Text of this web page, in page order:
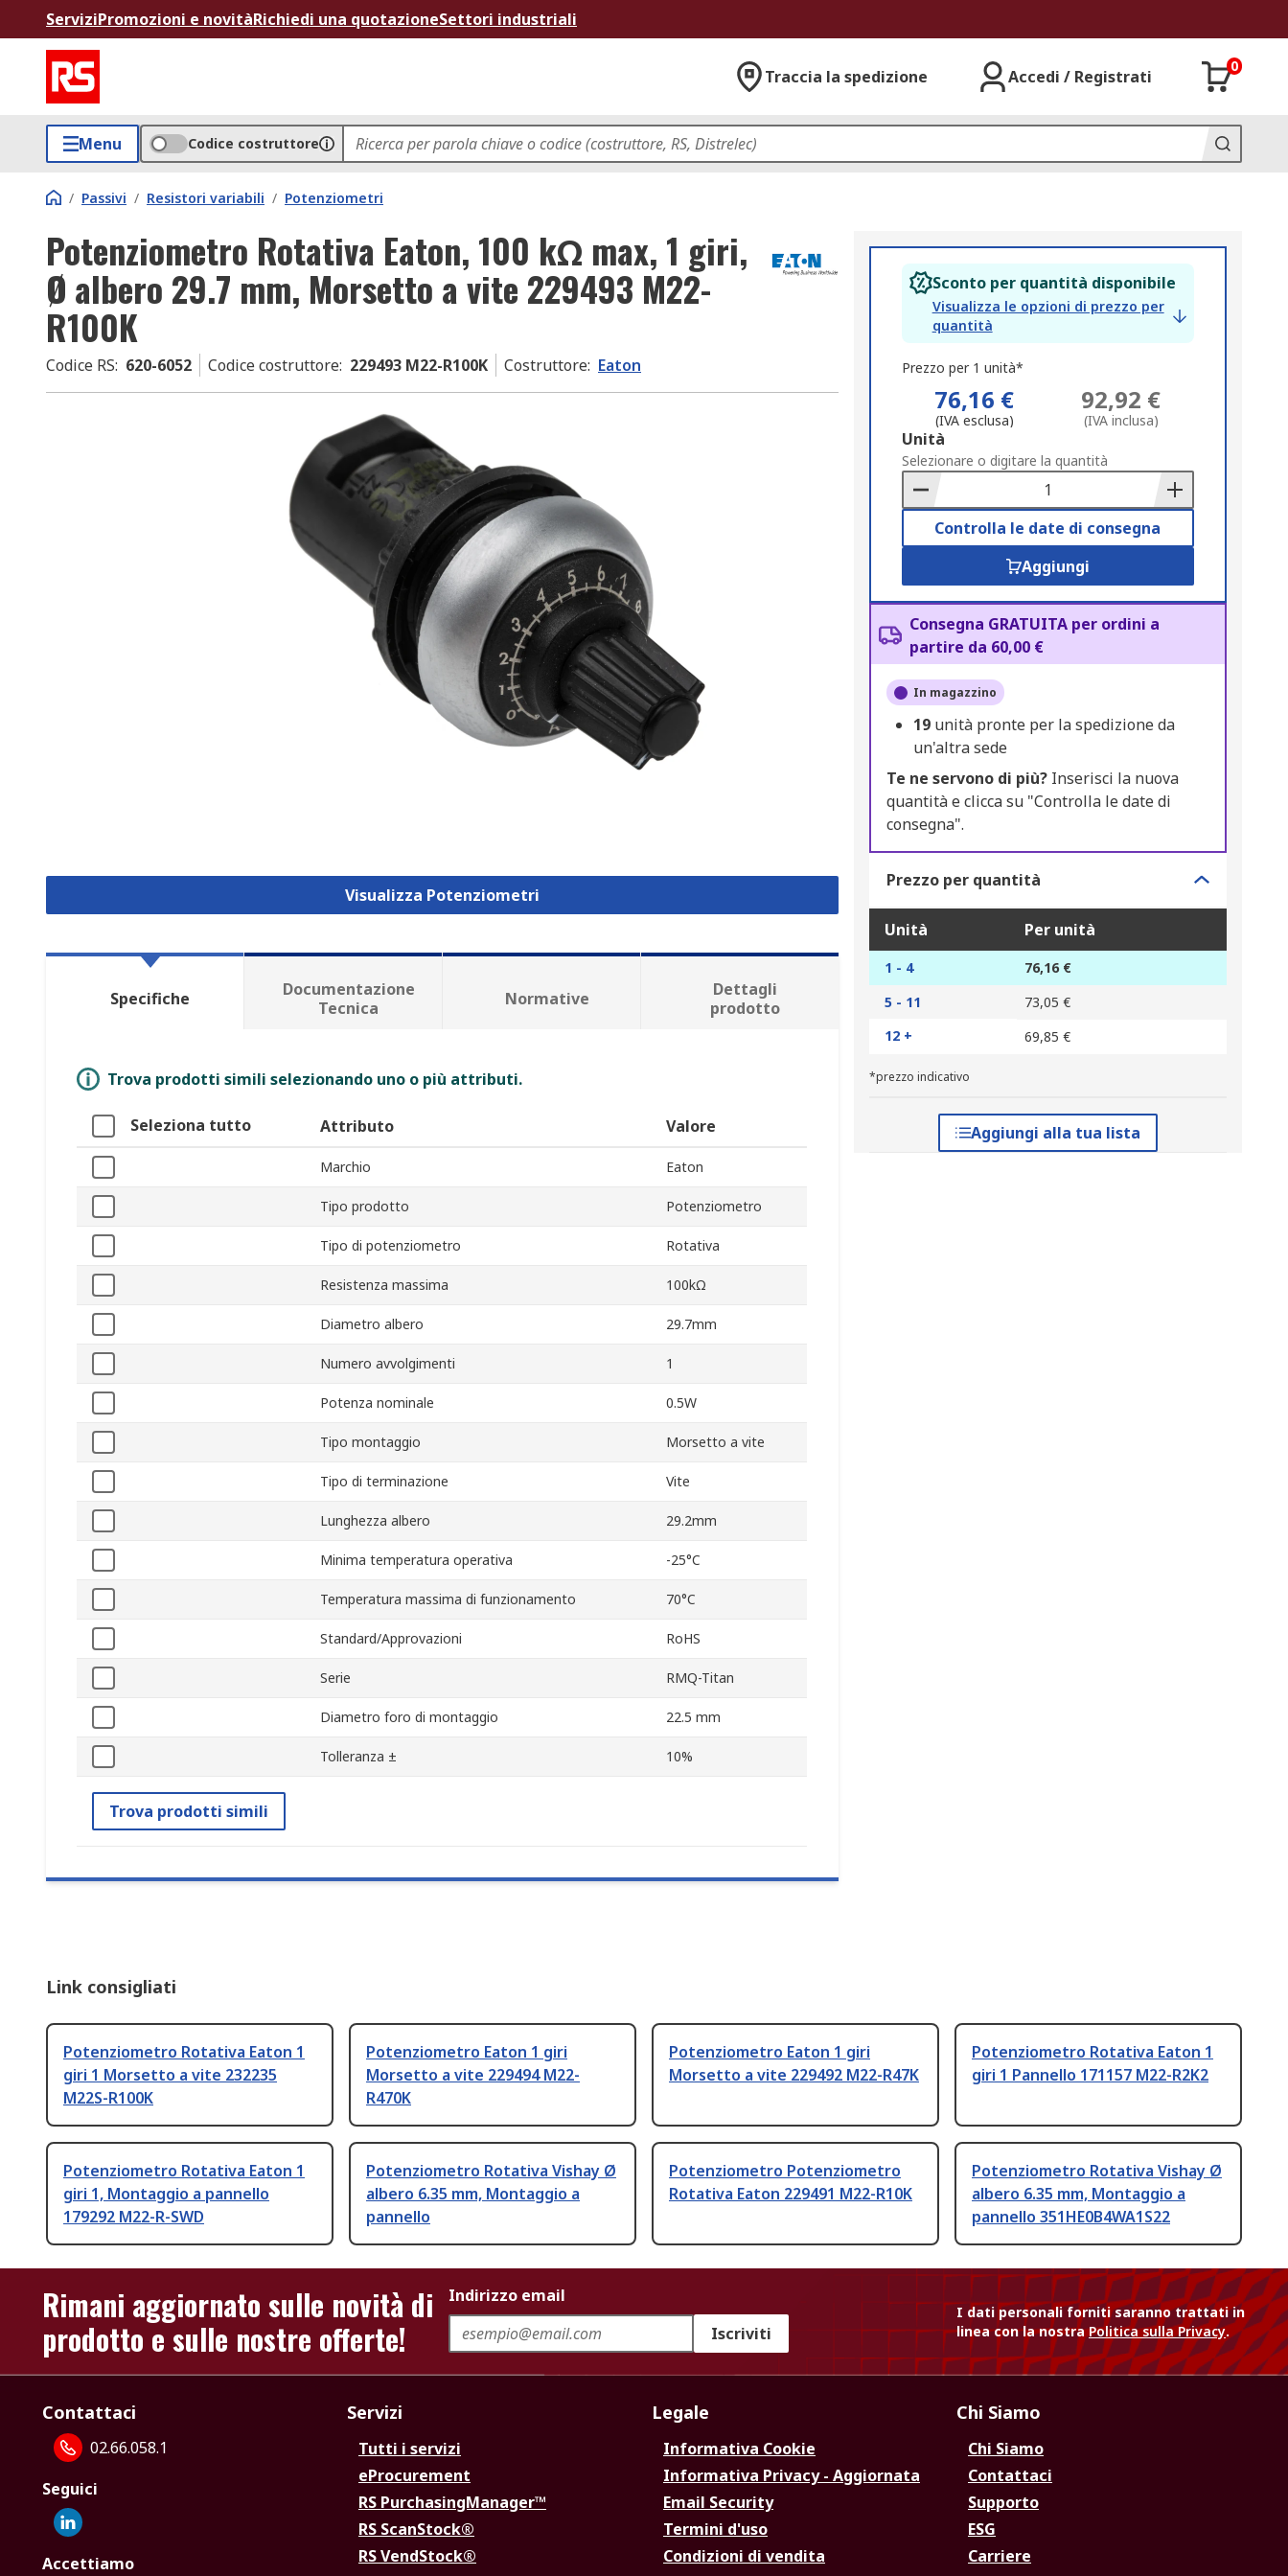
ServiziPromozioni e novitàRichiedi una quotazioneSettori industriali
Traccia la spedizione Accedi / Registrati
0
Menu Codice costruttore
/ Passivi / Resistori variabili / Potenziometri
Potenziometro Rotativa Eaton, 100 kΩ max, 1 giri,
Ø albero 29.7 mm, Morsetto a vite 229493 M22-
R100K
Codice RS: 620-6052 Codice costruttore: 229493 M22-R100K Costruttore: Eaton
Visualizza Potenziometri
Sconto per quantità disponibile
Visualizza le opzioni di prezzo per
quantità
Prezzo per 1 unità*
76,16 €
(IVA esclusa)
92,92 €
(IVA inclusa)
Add
to
Basket
Unità
Selezionare o digitare la quantità
Controlla le date di consegna
Aggiungi
Consegna GRATUITA per ordini a
partire da 60,00 €
In magazzino
19 unità pronte per la spedizione da
un'altra sede
Te ne servono di più?Inserisci la nuova
quantità e clicca su "Controlla le date di
consegna".
Prezzo per quantità
Unità Per unità
1 - 4
76,16 €
5 - 11
73,05 €
12 +
69,85 €
*prezzo indicativo
Aggiungi alla tua lista
Specifiche
Documentazione
Tecnica
Normative
Dettagli
prodotto
Trova prodotti simili selezionando uno o più attributi.
Seleziona tutto Attributo Valore
Marchio Eaton
Tipo prodotto Potenziometro
Tipo di potenziometro Rotativa
Resistenza massima 100kΩ
Diametro albero 29.7mm
Numero avvolgimenti 1
Potenza nominale 0.5W
Tipo montaggio Morsetto a vite
Tipo di terminazione Vite
Lunghezza albero 29.2mm
Minima temperatura operativa -25°C
Temperatura massima di funzionamento 70°C
Standard/Approvazioni RoHS
Serie RMQ-Titan
Diametro foro di montaggio 22.5 mm
Tolleranza ± 10%
Trova prodotti simili
Link consigliati
Potenziometro Rotativa Eaton 1
giri 1 Morsetto a vite 232235
M22S-R100K
Potenziometro Eaton 1 giri
Morsetto a vite 229494 M22-
R470K
Potenziometro Eaton 1 giri
Morsetto a vite 229492 M22-R47K
Potenziometro Rotativa Eaton 1
giri 1 Pannello 171157 M22-R2K2
Potenziometro Rotativa Eaton 1
giri 1, Montaggio a pannello
179292 M22-R-SWD
Potenziometro Rotativa Vishay Ø
albero 6.35 mm, Montaggio a
pannello
Potenziometro Potenziometro
Rotativa Eaton 229491 M22-R10K
Potenziometro Rotativa Vishay Ø
albero 6.35 mm, Montaggio a
pannello 351HE0B4WA1S22
Rimani aggiornato sulle novità di
prodotto e sulle nostre offerte!
Indirizzo email
Iscriviti
I dati personali forniti saranno trattati in
linea con la nostraPolitica sulla Privacy.
Contattaci
02.66.058.1
Seguici
Accettiamo
Servizi
Tutti i servizi
eProcurement
RS PurchasingManager™
RS ScanStock®
RS VendStock®
Legale
Informativa Cookie
Informativa Privacy - Aggiornata
Email Security
Termini d'uso
Condizioni di vendita
Chi Siamo
Chi Siamo
Contattaci
Supporto
ESG
Carriere